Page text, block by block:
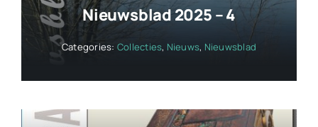
Nieuwsblad 2025 – 4
Categories: Collecties, Nieuws, Nieuwsblad